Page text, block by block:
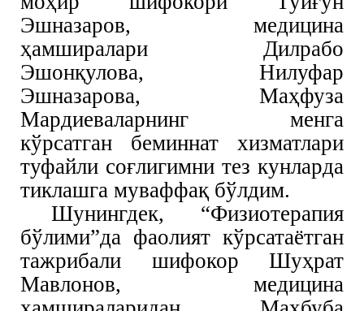
Эшназаров, медицина
ҳамширалари Дилрабо
Эшонқулова, Нилуфар
Эшназарова, Маҳфуза
Мардиеваларнинг менга
кўрсатган беминнат хизматлари
туфайли соғлигимни тез кунларда
тиклашга муваффақ бўлдим.
Шунингдек, “Физиотерапия
бўлими”да фаолият кўрсатаётган
тажрибали шифокор Шуҳрат
Мавлонов, медицина